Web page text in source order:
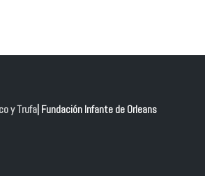
y Trufa| Fundación Infante de Orleans